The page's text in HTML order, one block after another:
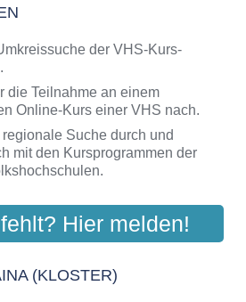
der VHS-Kurs-
die Teilnahme an einem
Online-Kurs einer VHS nach.
Suche durch und
mit den Kursprogrammen der
Hier melden!
(KLOSTER)